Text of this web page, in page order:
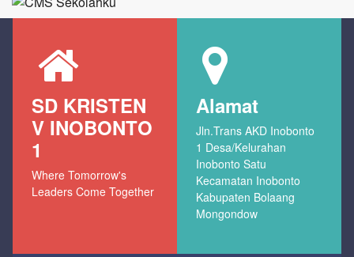
SD KRISTEN
V INOBONTO
1
Where Tomorrow's
Leaders Come Together
Alamat
Jln.Trans AKD Inobonto
1 Desa/Kelurahan
Inobonto Satu
Kecamatan Inobonto
Kabupaten Bolaang
Mongondow